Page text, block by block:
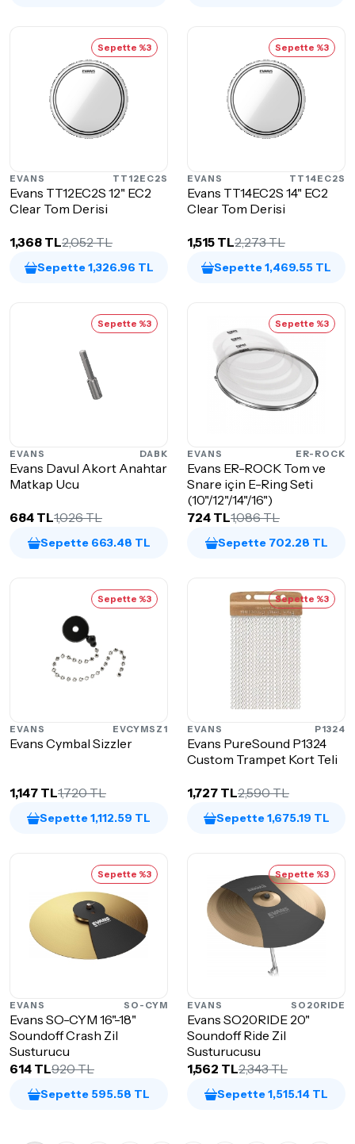
Sepette %3
EVANS TT12EC2S
Evans TT12EC2S 12" EC2
Clear Tom Derisi
1,368 TL2,052 TL
Sepette 1,326.96 TL
Sepette %3
EVANS TT14EC2S
Evans TT14EC2S 14" EC2
Clear Tom Derisi
1,515 TL2,273 TL
Sepette 1,469.55 TL
Sepette %3
EVANS DABK
Evans Davul Akort Anahtar
Matkap Ucu
684 TL1,026 TL
Sepette 663.48 TL
Sepette %3
EVANS ER-ROCK
Evans ER-ROCK Tom ve
Snare için E-Ring Seti
(10"/12"/14"/16")
724 TL1,086 TL
Sepette 702.28 TL
Sepette %3
EVANS EVCYMSZ1
Evans Cymbal Sizzler
1,147 TL1,720 TL
Sepette 1,112.59 TL
Sepette %3
EVANS P1324
Evans PureSound P1324
Custom Trampet Kort Teli
1,727 TL2,590 TL
Sepette 1,675.19 TL
Sepette %3
EVANS SO-CYM
Evans SO-CYM 16"-18"
Soundoff Crash Zil
Susturucu
614 TL920 TL
Sepette 595.58 TL
Sepette %3
EVANS SO20RIDE
Evans SO20RIDE 20"
Soundoff Ride Zil
Susturucusu
1,562 TL2,343 TL
Sepette 1,515.14 TL